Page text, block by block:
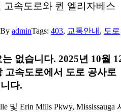
고속도로와 퀸 엘리자베스
ByadminTags:403, 교통안내 , 도로
없습니다. 2025년 10월
고속도로에서 도로 공사로
다.
및 Erin Mills Pkwy, Mississauga